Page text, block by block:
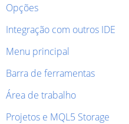
Opções
Integração com outros IDE
Menu principal
Barra de ferramentas
Área de trabalho
Projetos e MQL5 Storage